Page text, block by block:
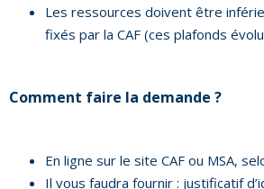
Les ressources doivent être
fixés par la CAF (ces plafonds
Comment faire la demande ?
En ligne sur le site CAF ou MSA,
Il vous faudra fournir : justificatif